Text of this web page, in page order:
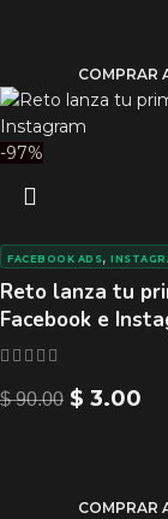
COMPRAR
-97%
Reto lanza tu
Facebook e
FACEBOOK ADS,
$90.00 $ 3.00
COMPRAR